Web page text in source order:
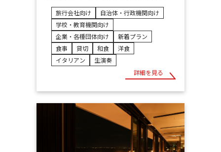
旅行会社向け
自治体・行政機関向け
学校・教育機関向け
企業・各種団体向け
新着プラン
食事
貸切 和食
洋食
イタリアン
生演奏
詳細を見る